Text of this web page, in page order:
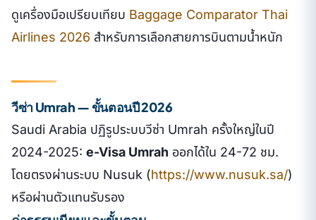
ดูเครื่องมือเปรียบเทียบ Baggage Comparator Thai
Airlines 2026 สำหรับการเลือกสายการบินตามน้ำหนัก
วีซ่า Umrah — ขั้นตอนปี 2026
Saudi Arabia ปฏิรูประบบวีซ่า Umrah ครั้งใหญ่ในปี
2024-2025: e-Visa Umrah ออกได้ใน 24-72 ชม.
โดยตรงผ่านระบบ Nusuk (https://www.nusuk.sa/)
หรือผ่านตัวแทนรับรอง